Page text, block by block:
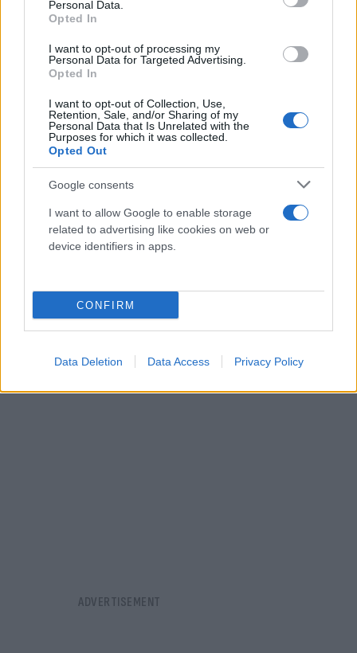
Personal Data.
Opted In
I want to opt-out of processing my
Personal Data for Targeted Advertising.
Opted In
I want to opt-out of Collection, Use,
Retention, Sale, and/or Sharing of my
Personal Data that Is Unrelated with the
Purposes for which it was collected.
Opted Out
Google consents
I want to allow Google to enable storage
related to advertising like cookies on web or
device identifiers in apps.
CONFIRM
Data Deletion Data Access Privacy Policy
Το τέλος στελεχών του ΣΚΑΪ: Το χρονικό ενός